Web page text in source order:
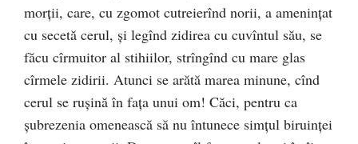
morţii, care, cu zgomot cutreierînd norii, a ameninţat
cu secetă cerul, şi legînd zidirea cu cuvîntul său, se
făcu cîrmuitor al stihiilor, strîngînd cu mare glas
cîrmele zidirii. Atunci se arătă marea minune, cînd
cerul se ruşină în faţa unui om! Căci, pentru ca
şubrezenia omenească să nu întunece simţul biruinţei